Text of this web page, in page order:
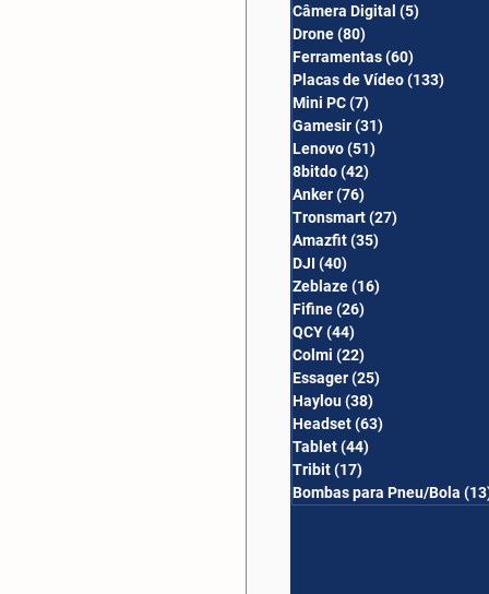
Câmera Digital (5)
Drone(80)
Ferramentas(60)
Placas de Vídeo(133)
Mini PC(7)
Gamesir(31)
Lenovo(51)
8bitdo(42)
Anker(76)
Tronsmart(27)
Amazfit(35)
DJI (40)
Zeblaze(16)
Fifine(26)
QCY(44)
Colmi (22)
Essager(25)
Haylou(38)
Headset(63)
Tablet(44)
Tribit(17)
Bombas para Pneu/Bola